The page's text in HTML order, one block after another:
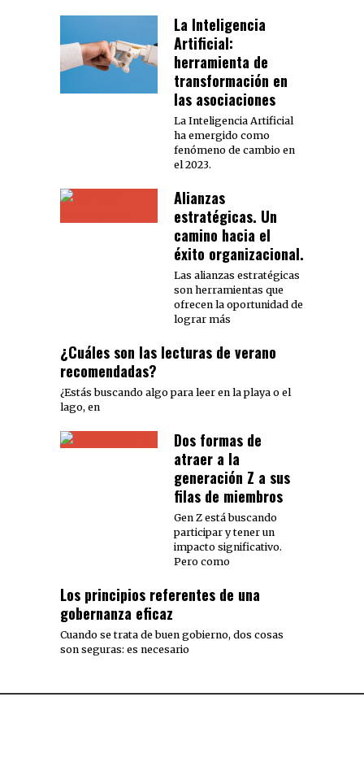
La Inteligencia
Artificial:
herramienta de
transformación en
las asociaciones
La Inteligencia Artificial
ha emergido como
fenómeno de cambio en
el 2023.
Alianzas
estratégicas. Un
camino hacia el
éxito organizacional.
Las alianzas estratégicas
son herramientas que
ofrecen la oportunidad de
lograr más
¿Cuáles son las lecturas de verano
recomendadas?
¿Estás buscando algo para leer en la playa o el
lago, en
Dos formas de
atraer a la
generación Z a sus
filas de miembros
Gen Z está buscando
participar y tener un
impacto significativo.
Pero como
Los principios referentes de una
gobernanza eficaz
Cuando se trata de buen gobierno, dos cosas
son seguras: es necesario